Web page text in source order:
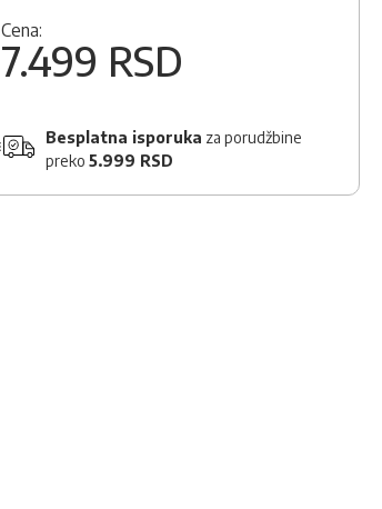
Cena:
7.499 RSD
Besplatna isporuka za porudžbine
preko 5.999 RSD